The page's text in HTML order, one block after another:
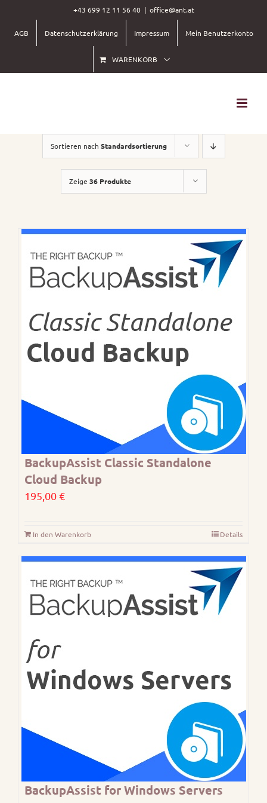
content
+43 699 12 11 56 40 | office@ant.at
AGB Datenschutzerklärung Impressum Mein Benutzerkonto
WARENKORB
Sortieren nach Standardsortierung
Zeige 36 Produkte
BackupAssist Classic Standalone
Cloud Backup
195,00€
In den Warenkorb Details
BackupAssist for Windows Servers